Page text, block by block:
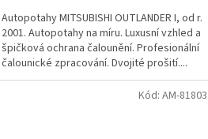
Autopotahy MITSUBISHI OUTLANDER I, od r.
2001. Autopotahy na míru. Luxusní vzhled a
špičková ochrana čalounění. Profesionální
čalounické zpracování. Dvojité prošití....
Kód: AM-81803